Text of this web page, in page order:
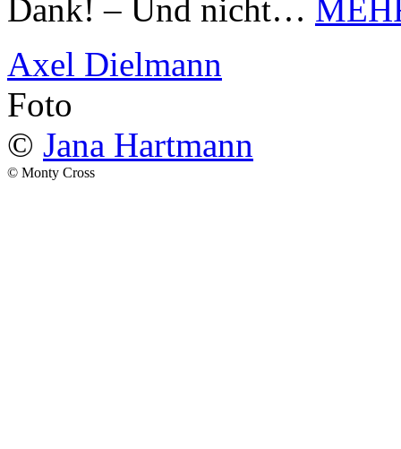
Dank! – Und nicht…
Axel Dielmann
Foto
© Jana Hartmann
© Monty Cross